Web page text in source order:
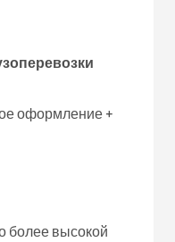
оформление +
более высокой